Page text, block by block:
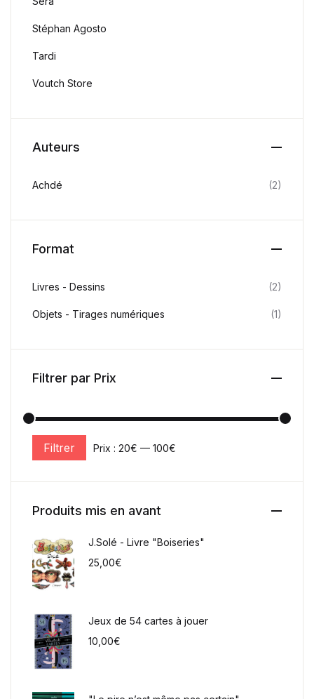
Stéphan Agosto
Tardi
Voutch Store
Auteurs
Achdé (2)
Format
Livres - Dessins (2)
Objets - Tirages numériques (1)
Filtrer par Prix
Prix min
Prix max
Filtrer Prix : 20€ — 100€
Produits mis en avant
J.Solé - Livre "Boiseries"
25,00€
Jeux de 54 cartes à jouer
10,00€